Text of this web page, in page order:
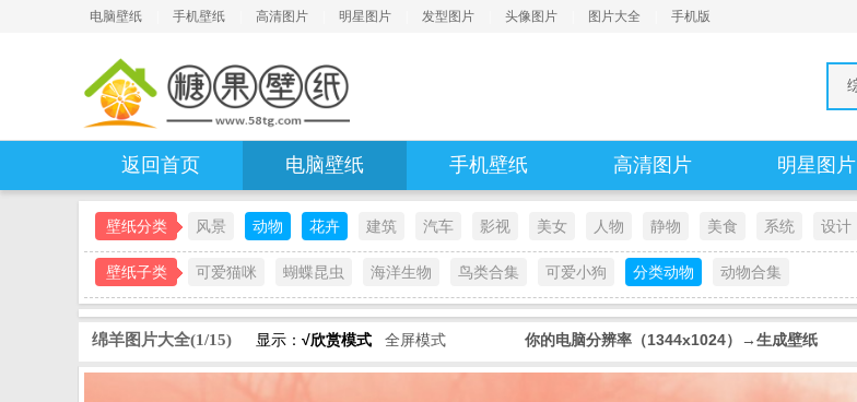
电脑壁纸 手机壁纸 高清图片 明星图片 发型图片 头像图片 图片大全 手机版
返回首页 电脑壁纸 手机壁纸 高清图片 明星图片
壁纸分类 风景 动物 花卉 建筑 汽车 影视 美女 人物 静物 美食 系统 设计
壁纸子类 可爱猫咪 蝴蝶昆虫 海洋生物 鸟类合集 可爱小狗 分类动物 动物合集
绵羊图片大全(1/15) 显示： √欣赏模式 全屏模式 你的电脑分辨率（1344x1024）→生成壁纸